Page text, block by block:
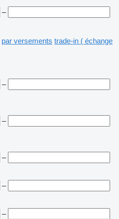
–
par versements trade-in ( échange
–
–
–
–
–